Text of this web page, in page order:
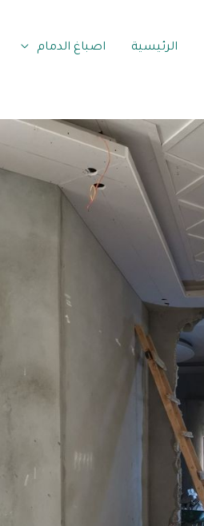
الرئيسية اصباغ الدمام